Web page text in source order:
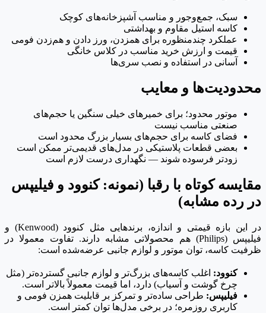
سبک، جمع‌وجور و مناسب آشپزخانه‌های کوچک
کاسه استیل مقاوم و بهداشتی
عملکرد چندمنظوره برای همزدن، ورز دادن و هم‌زدن فومی
قیمت و ارزش خرید مناسب در کلاس خانگی
آسانی در استفاده و نصب سری‌ها
محدودیت‌ها و معایب
موتور محدود؛ برای خمیرهای خیلی سنگین یا حجم‌های
صنعتی مناسب نیست
فضای کاسه برای حجم‌های بسیار بزرگ محدود است
بعضی قطعات پلاستیکی در مدل‌های قدیمی‌تر ممکن است
زودتر فرسوده شوند — نگهداری درست لازم است
مقایسه کوتاه با رقبا (نمونه: کنوود و فیلیپس
در رده مشابه)
در این بازه قیمتی و اندازه، برندهایی مثل کنوود (Kenwood) و
فیلیپس (Philips) هم محصولاتی مشابه دارند. تفاوت معمولا در
ظرفیت کاسه، توان موتور و لوازم جانبی عرضه‌شده است:
کنوود: اغلب کاسه‌های بزرگ‌تر و لوازم جانبی گسترده‌تر (مثل
چرخ گوشت و آسیاب) دارد، اما قیمت معمولاً بالاتر است.
فیلیپس: طراحی ساده‌تر و تمرکز بر قابلیت همزن فومی و
کاربری روزمره؛ در برخی مدل‌ها توان کمتر است.